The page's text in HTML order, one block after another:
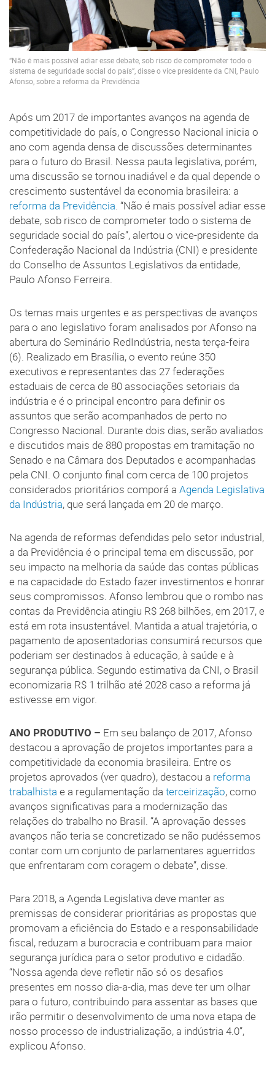
“Não é mais possível adiar esse debate, sob risco de comprometer todo o
sistema de seguridade social do país”, disse o vice presidente da CNI, Paulo
Afonso, sobre a reforma da Previdência
Após um 2017 de importantes avanços na agenda de
competitividade do país, o Congresso Nacional inicia o
ano com agenda densa de discussões determinantes
para o futuro do Brasil. Nessa pauta legislativa, porém,
uma discussão se tornou inadiável e da qual depende o
crescimento sustentável da economia brasileira: a
reforma da Previdência. “Não é mais possível adiar esse
debate, sob risco de comprometer todo o sistema de
seguridade social do país”, alertou o vice-presidente da
Confederação Nacional da Indústria (CNI) e presidente
do Conselho de Assuntos Legislativos da entidade,
Paulo Afonso Ferreira.
Os temas mais urgentes e as perspectivas de avanços
para o ano legislativo foram analisados por Afonso na
abertura do Seminário RedIndústria, nesta terça-feira
(6). Realizado em Brasília, o evento reúne 350
executivos e representantes das 27 federações
estaduais de cerca de 80 associações setoriais da
indústria e é o principal encontro para definir os
assuntos que serão acompanhados de perto no
Congresso Nacional. Durante dois dias, serão avaliados
e discutidos mais de 880 propostas em tramitação no
Senado e na Câmara dos Deputados e acompanhadas
pela CNI. O conjunto final com cerca de 100 projetos
considerados prioritários comporá a Agenda Legislativa
da Indústria, que será lançada em 20 de março.
Na agenda de reformas defendidas pelo setor industrial,
a da Previdência é o principal tema em discussão, por
seu impacto na melhoria da saúde das contas públicas
e na capacidade do Estado fazer investimentos e honrar
seus compromissos. Afonso lembrou que o rombo nas
contas da Previdência atingiu R$ 268 bilhões, em 2017, e
está em rota insustentável. Mantida a atual trajetória, o
pagamento de aposentadorias consumirá recursos que
poderiam ser destinados à educação, à saúde e à
segurança pública. Segundo estimativa da CNI, o Brasil
economizaria R$ 1 trilhão até 2028 caso a reforma já
estivesse em vigor.
ANO PRODUTIVO – Em seu balanço de 2017, Afonso
destacou a aprovação de projetos importantes para a
competitividade da economia brasileira. Entre os
projetos aprovados (ver quadro), destacou a reforma
trabalhista e a regulamentação da terceirização, como
avanços significativas para a modernização das
relações do trabalho no Brasil. “A aprovação desses
avanços não teria se concretizado se não pudéssemos
contar com um conjunto de parlamentares aguerridos
que enfrentaram com coragem o debate”, disse.
Para 2018, a Agenda Legislativa deve manter as
premissas de considerar prioritárias as propostas que
promovam a eficiência do Estado e a responsabilidade
fiscal, reduzam a burocracia e contribuam para maior
segurança jurídica para o setor produtivo e cidadão.
“Nossa agenda deve refletir não só os desafios
presentes em nosso dia-a-dia, mas deve ter um olhar
para o futuro, contribuindo para assentar as bases que
irão permitir o desenvolvimento de uma nova etapa de
nosso processo de industrialização, a indústria 4.0”,
explicou Afonso.